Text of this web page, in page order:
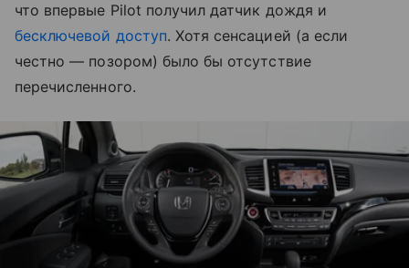
что впервые Pilot получил датчик дождя и
бесключевой доступ. Хотя сенсацией (а если
честно — позором) было бы отсутствие
перечисленного.